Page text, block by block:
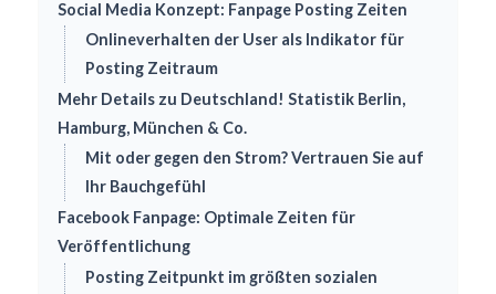
Social Media Konzept: Fanpage Posting Zeiten
Onlineverhalten der User als Indikator für
Posting Zeitraum
Mehr Details zu Deutschland! Statistik Berlin,
Hamburg, München & Co.
Mit oder gegen den Strom? Vertrauen Sie auf
Ihr Bauchgefühl
Facebook Fanpage: Optimale Zeiten für
Veröffentlichung
Posting Zeitpunkt im größten sozialen